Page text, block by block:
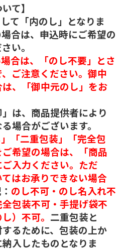
て】
て「内のし」となりま
合は、申込時にご希望の
い。
合は、「のし不要」とさ
ご注意ください。御中
、「御中元のし」をお
は、商品提供者により
場合がございます。
「二重包装」「完全包
希望の場合は、「商品
入力ください。ただ
はお承りできない場合
のし不可・のし名入れ不
包装不可・手提げ袋不
）不可。 二重包装と
るために、包装の上か
入したものとなりま